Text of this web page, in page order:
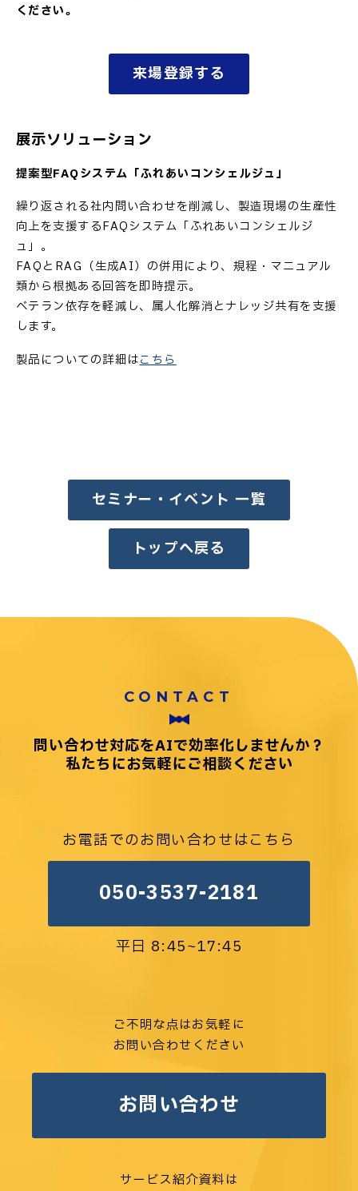
ください。
来場登録する
展示ソリューション
提案型FAQシステム「ふれあいコンシェルジュ」
繰り返される社内問い合わせを削減し、製造現場の生産性
向上を支援するFAQシステム「ふれあいコンシェルジ
ュ」。
FAQとRAG（生成AI）の併用により、規程・マニュアル
類から根拠ある回答を即時提示。
ベテラン依存を軽減し、属人化解消とナレッジ共有を支援
します。
製品についての詳細はこちら
セミナー・イベント 一覧
トップへ戻る
CONTACT
問い合わせ対応をAIで効率化しませんか？
私たちにお気軽にご相談ください
お電話でのお問い合わせはこちら
050-3537-2181
平日 8:45~17:45
ご不明な点はお気軽に
お問い合わせください
お問い合わせ
サービス紹介資料は